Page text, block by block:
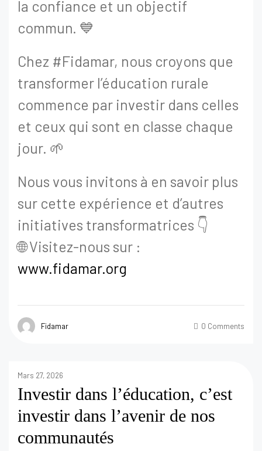
la confiance et un objectif
commun. 💙
Chez #Fidamar, nous croyons que
transformer l’éducation rurale
commence par investir dans celles
et ceux qui sont en classe chaque
jour. 🌱
Nous vous invitons à en savoir plus
sur cette expérience et d’autres
initiatives transformatrices 👇
🌐 Visitez-nous sur :
www.fidamar.org
Fidamar 0 Comments
Mars 27, 2026
Investir dans l’éducation, c’est
investir dans l’avenir de nos
communautés